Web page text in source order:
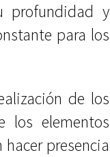
profundidad y
para los
de los
los elementos
presencia